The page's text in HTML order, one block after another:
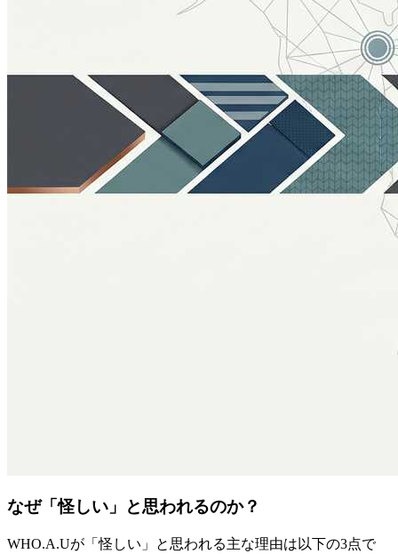
なぜ「怪しい」と思われるのか？
WHO.A.Uが「怪しい」と思われる主な理由は以下の3点で